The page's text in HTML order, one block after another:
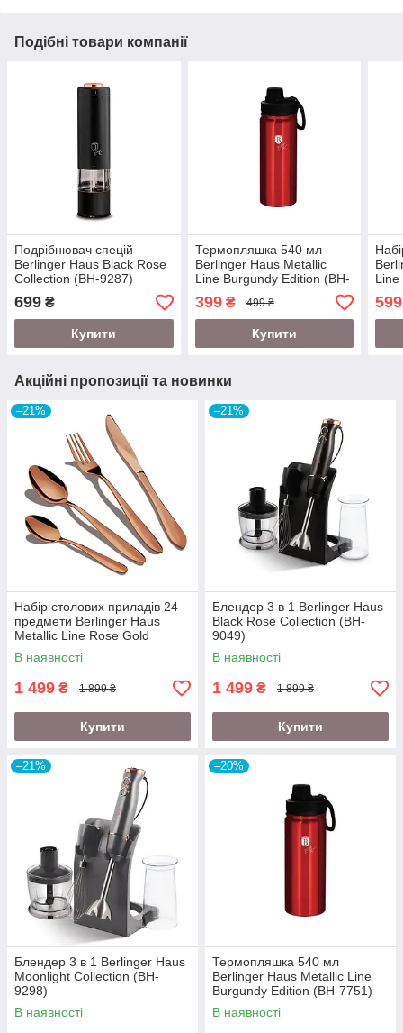
Подібні товари компанії
Подрібнювач спецій
Berlinger Haus Black Rose
Collection (BH-9287)
699 ₴
Купити
Термопляшка 540 мл
Berlinger Haus Metallic
Line Burgundy Edition (BH-
7751)
399₴ 499 ₴
Купити
Line
599
Акційні пропозиції та новинки
–21%
Набір столових приладів 24
предмети Berlinger Haus
Metallic Line Rose Gold
Edition (BH-2623)
В наявності
1 499 ₴ 1 899 ₴
Купити
–21%
Блендер 3 в 1 Berlinger Haus
Black Rose Collection (BH-
9049)
В наявності
1 499 ₴ 1 899 ₴
Купити
–21%
Блендер 3 в 1 Berlinger Haus
Moonlight Collection (BH-
9298)
В наявності
–20%
Термопляшка 540 мл
Berlinger Haus Metallic Line
Burgundy Edition (BH-7751)
В наявності